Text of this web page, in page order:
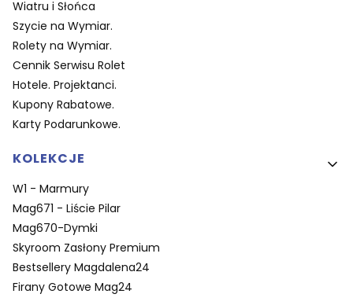
Wiatru i Słońca
Szycie na Wymiar.
Rolety na Wymiar.
Cennik Serwisu Rolet
Hotele. Projektanci.
Kupony Rabatowe.
Karty Podarunkowe.
KOLEKCJE
W1 - Marmury
Mag671 - Liście Pilar
Mag670-Dymki
Skyroom Zasłony Premium
Bestsellery Magdalena24
Firany Gotowe Mag24